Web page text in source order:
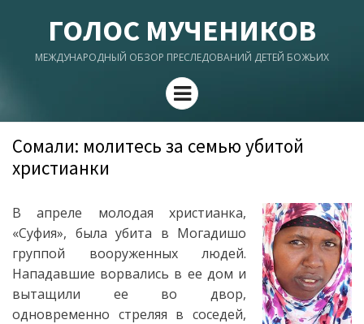
ГОЛОС МУЧЕНИКОВ
МЕЖДУНАРОДНЫЙ ОБЗОР ПРЕСЛЕДОВАНИЙ ДЕТЕЙ БОЖЬИХ
Menu
Сомали: молитесь за семью убитой
христианки
В апреле молодая христианка,
«Суфия», была убита в Могадишо
группой вооруженных людей.
Нападавшие ворвались в ее дом и
вытащили ее во двор,
одновременно стреляя в соседей,